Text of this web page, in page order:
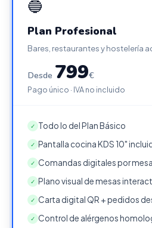
🔵
Plan Profesional
Bares, restaurantes y hostelería
Desde 799€
Pago único · IVA no incluido
✓ Todo lo del Plan Básico
✓ Pantalla cocina KDS 10"
✓ Comandas digitales por
✓ Plano visual de mesas
✓ Carta digital QR + pedidos
✓ Control de alérgenos